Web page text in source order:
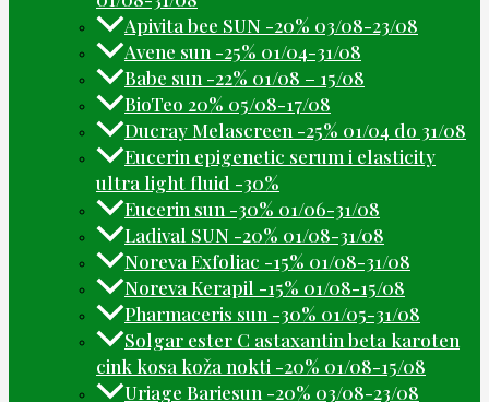
Apivita bee SUN -20% 03/08-23/08
Avene sun -25% 01/04-31/08
Babe sun -22% 01/08 – 15/08
BioTeo 20% 05/08-17/08
Ducray Melascreen -25% 01/04 do 31/08
Eucerin epigenetic serum i elasticity
ultra light fluid -30%
Eucerin sun -30% 01/06-31/08
Ladival SUN -20% 01/08-31/08
Noreva Exfoliac -15% 01/08-31/08
Noreva Kerapil -15% 01/08-15/08
Pharmaceris sun -30% 01/05-31/08
Solgar ester C astaxantin beta karoten
cink kosa koža nokti -20% 01/08-15/08
Uriage Bariesun -20% 03/08-23/08